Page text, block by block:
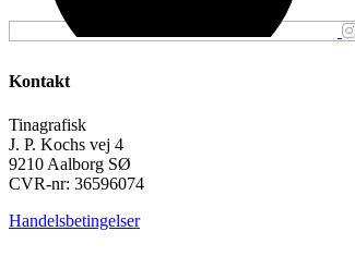
Kontakt
Tinagrafisk
J. P. Kochs vej 4
9210 Aalborg SØ
CVR-nr: 36596074
Handelsbetingelser